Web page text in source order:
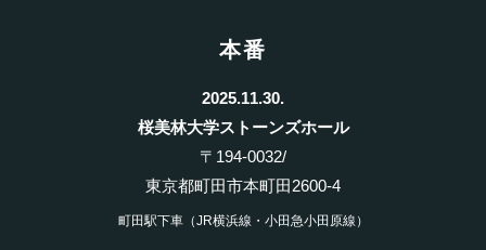
本番
2025.11.30.
桜美林大学ストーンズホール
〒194-0032/
東京都町田市本町田2600-4
町田駅下車（JR横浜線・小田急小田原線）